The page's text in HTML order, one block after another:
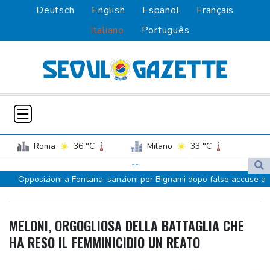
Deutsch English Español
Français
Italiano
Português
Roma 36 °C Milano
33 °C
Napoli
34 °C
--
Opposizioni a Fontana, sanzioni per Bignami dopo false accuse a
misure'
Esce 'No Me Arrepiento de Sentir Tanto', il nuovo album di Karol
MELONI, ORGOGLIOSA DELLA BATTAGLIA CHE
HA RESO IL FEMMINICIDIO UN REATO